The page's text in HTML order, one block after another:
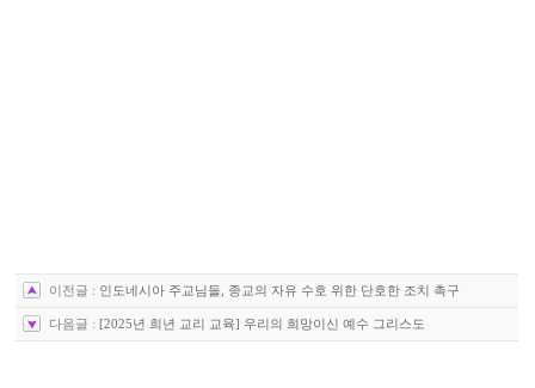
이전글 : 인도네시아 주교님들, 종교의 자유 수호 위한 단호한 조치 촉구
다음글 :[2025년 희년 교리 교육] 우리의 희망이신 예수 그리스도